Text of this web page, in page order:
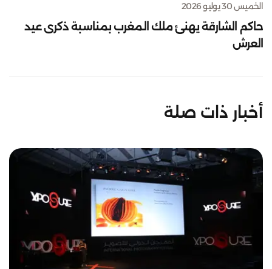
الخميس 30 يوليو 2026
حاكم الشارقة يهنئ ملك المغرب بمناسبة ذكرى عيد
العرش
أخبار ذات صلة